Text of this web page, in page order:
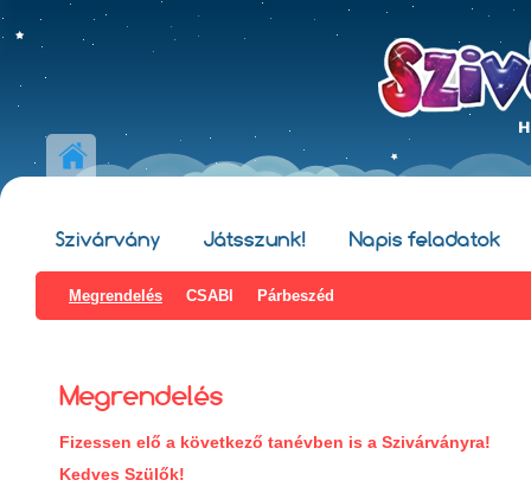
Szivárvány Játsszunk! Napis feladatok
Megrendelés CSABI Párbeszéd
Megrendelés
Fizessen elő a következő tanévben is a Szivárványra!
Kedves Szülők!